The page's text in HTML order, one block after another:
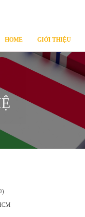
HOME GIỚI THIỆU